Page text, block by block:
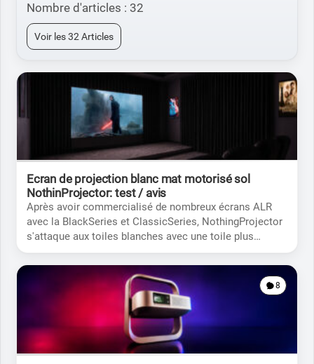
Nombre d'articles : 32
Voir les 32 Articles
Ecran de projection blanc mat motorisé sol
NothinProjector: test / avis
Après avoir commercialisé de nombreux écrans ALR
avec la BlackSeries et ClassicSeries, NothingProjector
s'attaque aux toiles blanches avec une toile plus
blanche que blanche pour assurer une belle neutralité à
l'image.
8